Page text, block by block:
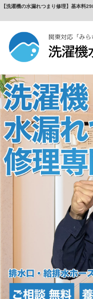
【洗濯機の水漏れつまり修理】基本料